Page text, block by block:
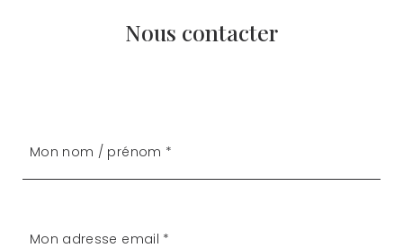
Nous contacter